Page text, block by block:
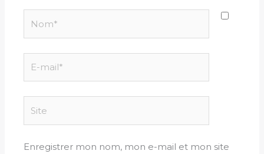
mail*
Enregistrer mon nom, mon e-mail et mon site